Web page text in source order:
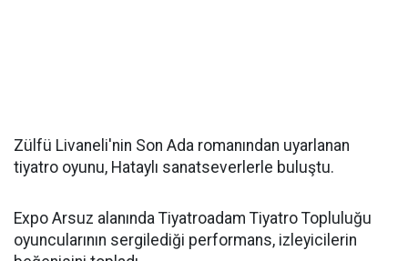
Zülfü Livaneli'nin Son Ada romanından uyarlanan
tiyatro oyunu, Hataylı sanatseverlerle buluştu.
Expo Arsuz alanında Tiyatroadam Tiyatro Topluluğu
oyuncularının sergilediği performans, izleyicilerin